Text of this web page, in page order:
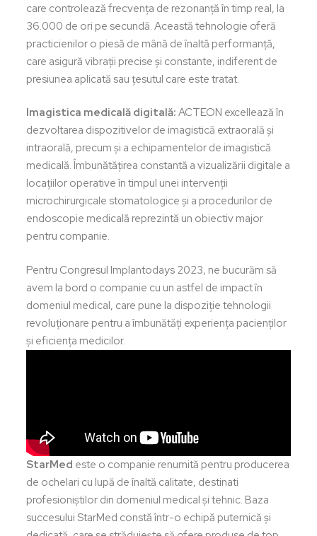
care controlează frecvența de rezonanță în timp real, la
36.000 de ori pe secundă. Această tehnologie oferă
practicienilor o piesă de mână de înaltă performanță,
care asigură vibrații precise și constante, indiferent de
presiunea aplicată sau țesutul care este tratat.
Imagistica medicală digitală: ACTEON excellează în
dezvoltarea dispozitivelor de imagistică extraorală și
intraorală, precum și a echipamentelor de imagistică
medicală. Îmbunătățirea constantă a vizualizării digitale a
locațiilor operative în timpul unei intervenții
microchirurgicale stomatologice și a procedurilor de
endoscopie medicală reprezintă un obiectiv major
pentru companie.
Pentru Congresul Implantodays 2023, ne bucurăm să
avem la bord o companie cu un astfel de impact în
domeniul medical, care pune la dispoziție tehnologii
revoluționare pentru a îmbunătăți experiența pacienților
și eficiența medicilor.
StarMed este o companie renumită pentru producerea
de ochelari cu lupă de înaltă calitate, destinati
profesioniștilor din domeniul medical și tehnic. Baza
succesului StarMed constă într-o echipă puternică și